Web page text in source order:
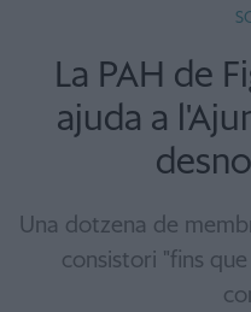
La PAH de
ajuda a
Una dotzena de
consistori "fins